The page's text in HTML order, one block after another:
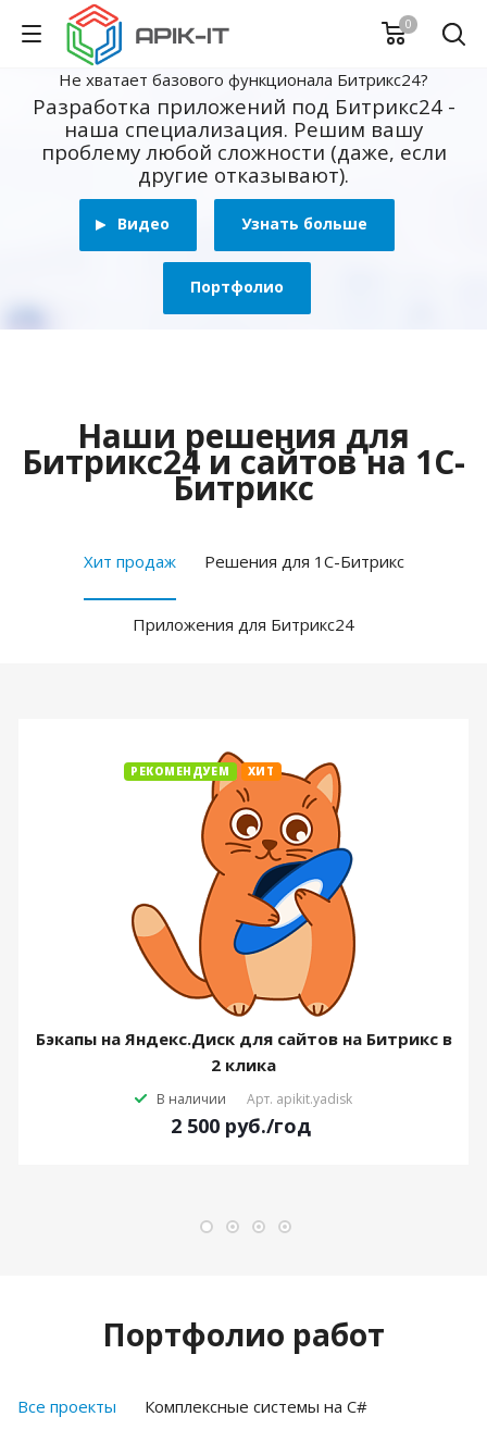
0
Не хватает базового функционала Битрикс24?
Разработка приложений под Битрикс24 -
наша специализация. Решим вашу
проблему любой сложности (даже, если
другие отказывают).
Видео Узнать больше
Портфолио
Наши решения для
Битрикс24 и сайтов на 1С-
Битрикс
Хит продаж Решения для 1С-Битрикс
Приложения для Битрикс24
РЕКОМЕНДУЕМ ХИТ
Бэкапы на Яндекс.Диск для сайтов на Битрикс в
2 клика
В наличии Арт. apikit.yadisk
2 500 руб./год
Портфолио работ
Все проекты Комплексные системы на C#